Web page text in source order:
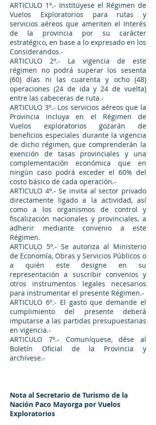
ARTICULO 1º.- Institúyese el Régimen de
Vuelos Exploratorios para rutas y
servicios aéreos que ameriten el Interés
de la provincia por su carácter
estratégico, en base a lo expresado en los
Considerandos.-
ARTICULO 2º.- La vigencia de este
régimen no podrá superar los sesenta
(60) días ni las cuarenta y ocho (48)
operaciones (24 de ida y 24 de vuelta)
entre las cabeceras de ruta.-
ARTICULO 3º.- Los servicios aéreos que la
Provincia incluya en el Régimen de
Vuelos exploratorios gozarán de
beneficios especiales durante la vigencia
de dicho régimen, que comprenderán la
exención de tasas provinciales y una
complementación económica que en
ningún caso podrá exceder el 60% del
costo básico de cada operación.-
ARTICULO 4º.- Se invita al sector privado
directamente ligado a la actividad, así
como a los organismos de control y
fiscalización nacionales y provinciales, a
adherir mediante convenio a este
Régimen.
ARTICULO 5º.- Se autoriza al Ministerio
de Economía, Obras y Servicios Públicos o
a quién este designe en su
representación a suscribir convenios y
otros instrumentos legales necesarios
para instrumentar el presente Régimen.-
ARTICULO 6º.- El gasto que demande el
cumplimiento del presente deberá
imputarse a las partidas presupuestarias
en vigencia.-
ARTICULO 7º.- Comuníquese, dése al
Boletín Oficial de la Provincia y
archívese.-
Nota al Secretario de Turismo de la
Nación Paco Mayorga por Vuelos
Exploratorios